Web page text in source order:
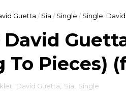
Guetta / Sia / Single / Single:
To Pieces)
David Guetta Sia Single